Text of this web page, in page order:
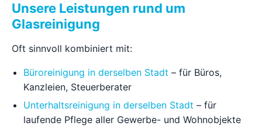
Unsere Leistungen rund um
Glasreinigung
Oft sinnvoll kombiniert mit:
Büroreinigung in derselben Stadt – für Büros,
Kanzleien, Steuerberater
Unterhaltsreinigung in derselben Stadt – für
laufende Pflege aller Gewerbe- und Wohnobjekte